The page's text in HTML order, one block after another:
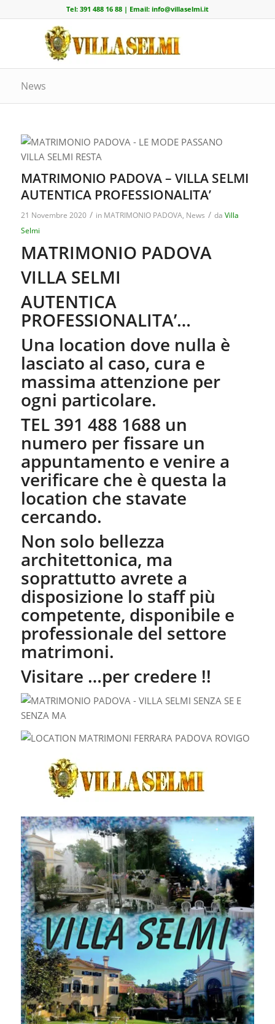
Tel: 391 488 16 88| Email: info@villaselmi.it
News
MATRIMONIO PADOVA – VILLA SELMI
AUTENTICA PROFESSIONALITA’
21 Novembre 2020 / in MATRIMONIO PADOVA, News / da Villa
Selmi
MATRIMONIO PADOVA
VILLA SELMI
AUTENTICA
PROFESSIONALITA’…
Una location dove nulla è
lasciato al caso, cura e
massima attenzione per
ogni particolare.
TEL 391 488 1688 un
numero per fissare un
appuntamento e venire a
verificare che è questa la
location che stavate
cercando.
Non solo bellezza
architettonica, ma
soprattutto avrete a
disposizione lo staff più
competente, disponibile e
professionale del settore
matrimoni.
Visitare …per credere !!